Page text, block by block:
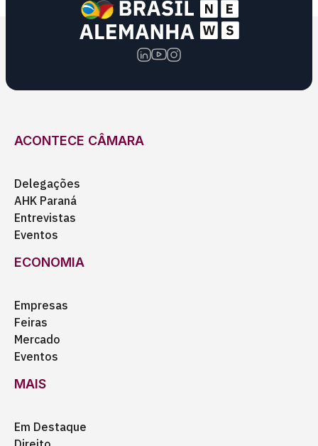
ACONTECE CÂMARA
Delegações
AHK Paraná
Entrevistas
Eventos
ECONOMIA
Empresas
Feiras
Mercado
Eventos
MAIS
Em Destaque